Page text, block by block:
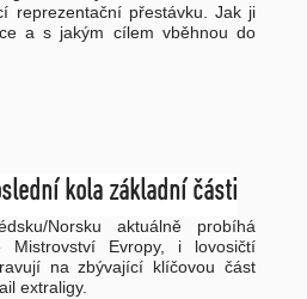
reprezentační přestávku. Jak ji
a s jakým cílem vběhnou do
kola základní části
Norsku aktuálně probíhá
Evropy, i lovosičtí
na zbývající klíčovou část
extraligy.